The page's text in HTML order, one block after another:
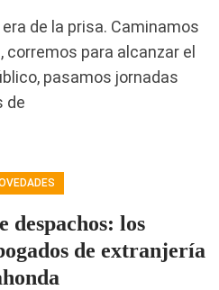
de la prisa. Caminamos
corremos para alcanzar el
pasamos jornadas
de
despachos: los
de extranjería